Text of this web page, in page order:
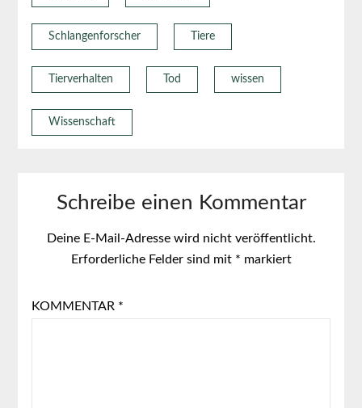
Schlangenforscher Tiere
Tierverhalten Tod wissen
Wissenschaft
Schreibe einen Kommentar
Deine E-Mail-Adresse wird nicht veröffentlicht.
Erforderliche Felder sind mit * markiert
KOMMENTAR *